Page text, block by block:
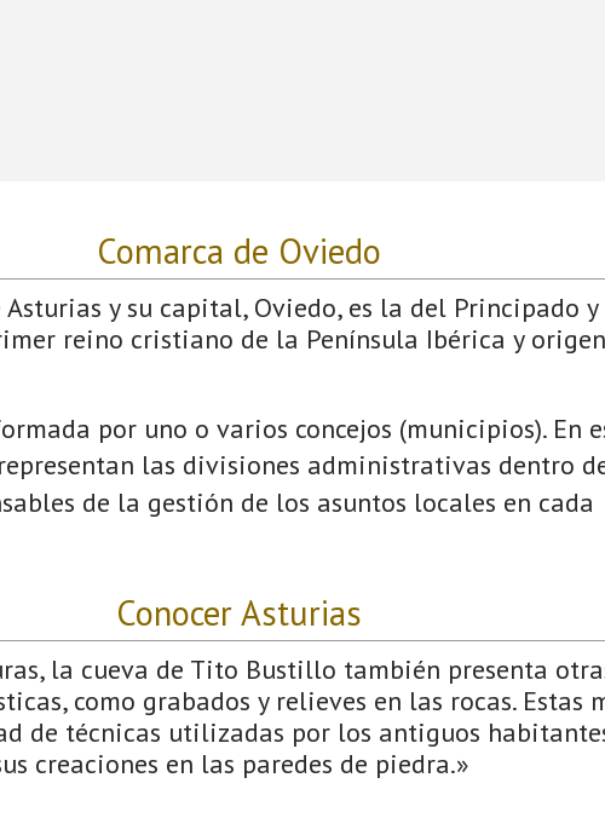
Comarca de Oviedo
Asturias y su capital, Oviedo, es la del Principado
reino cristiano de la Península Ibérica y
por uno o varios concejos (municipios). En
representan las divisiones administrativas dentro
de la gestión de los asuntos locales en cada
Conocer Asturias
la cueva de Tito Bustillo también presenta
como grabados y relieves en las rocas. Estas
de técnicas utilizadas por los antiguos
creaciones en las paredes de piedra.»